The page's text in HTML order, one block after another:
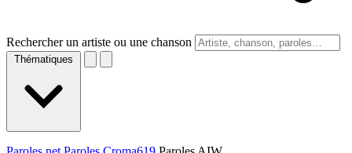
Rechercher un artiste ou une chanson
Thématiques